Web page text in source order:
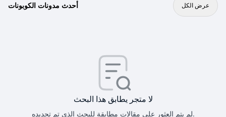
أحدث مدونات الكوبونات عرض الكل
لا متجر يطابق هذا البحث
لم يتم العثور على مقالات مطابقة للبحث الذي تم تحديده.